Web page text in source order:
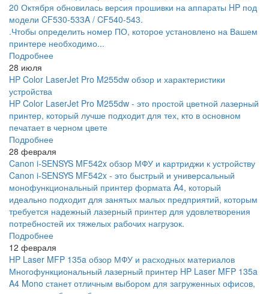
20 Октября обновилась версия прошивки на аппараты HP под
модели CF530-533A / CF540-543.
.Чтобы определить номер ПО, которое установлено на Вашем
принтере необходимо...
Подробнее
28 июля
HP Color LaserJet Pro M255dw обзор и характеристики
устройства
HP Color LaserJet Pro M255dw - это простой цветной лазерный
принтер, который лучше подходит для тех, кто в основном
печатает в черном цвете
Подробнее
28 февраля
Canon i-SENSYS MF542x обзор МФУ и картриджи к устройству
Canon i-SENSYS MF542x - это быстрый и универсальный
монофункциональный принтер формата A4, который
идеально подходит для занятых малых предприятий, которым
требуется надежный лазерный принтер для удовлетворения
потребностей их тяжелых рабочих нагрузок.
Подробнее
12 февраля
HP Laser MFP 135a обзор МФУ и расходных материалов
Многофункциональный лазерный принтер HP Laser MFP 135a
A4 Mono станет отличным выбором для загруженных офисов,